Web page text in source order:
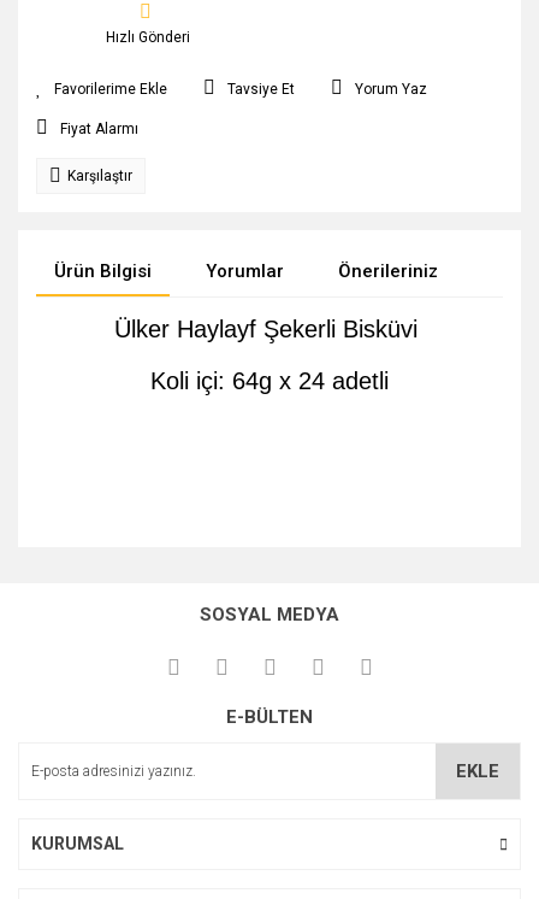
Hızlı Gönderi
Tavsiye Et Yorum Yaz
Fiyat Alarmı
Karşılaştır
Ürün Bilgisi Yorumlar Önerileriniz
Ülker Haylayf Şekerli Bisküvi
Koli içi: 64g x 24 adetli
kullanarak tarafımıza iletebilirsiniz.
Görüş ve önerileriniz için teşekkür ederiz.
Ürün açıklamasında eksik bilgiler bulunuyor.
SOSYAL MEDYA
E-BÜLTEN
EKLE
KURUMSAL